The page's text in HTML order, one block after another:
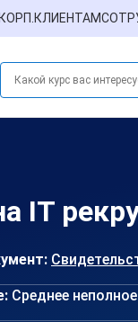
КОРП.КЛИЕНТАМ
IT
Среднее